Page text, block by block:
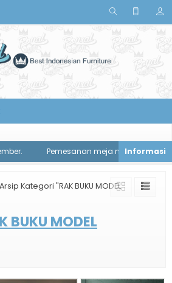
Pemesanan meja makan diskon 1
Arsip Kategori "RAK BUKU MODEL
BUKU MODEL